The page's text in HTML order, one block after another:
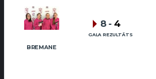
BREMANE
8 - 4
GALA REZULTĀTS